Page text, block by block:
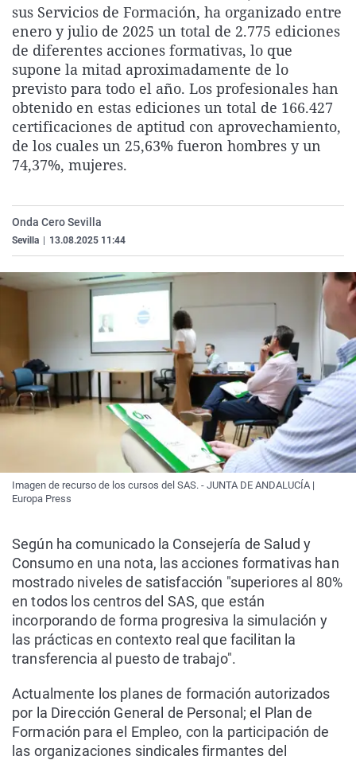
La rosa de los vientos
Gente viajera
Como el perro y el
Caso
Retornados
Equipo de
Operación Viuda
Extremadura
Galicia
La Rioja
Navarra
País Vasco
Virales
Televisión
Elecciones
sus Servicios de Formación, ha organizado entre
enero y julio de 2025 un total de 2.775 ediciones
de diferentes acciones formativas, lo que
supone la mitad aproximadamente de lo
previsto para todo el año. Los profesionales han
obtenido en estas ediciones un total de 166.427
certificaciones de aptitud con aprovechamiento,
de los cuales un 25,63% fueron hombres y un
74,37%, mujeres.
Onda Cero Sevilla
Sevilla 13.08.2025 11:44
Imagen de recurso de los cursos del SAS. - JUNTA DE ANDALUCÍA |
Europa Press
Según ha comunicado la Consejería de Salud y
Consumo en una nota, las acciones formativas han
mostrado niveles de satisfacción "superiores al 80%
en todos los centros del SAS, que están
incorporando de forma progresiva la simulación y
las prácticas en contexto real que facilitan la
transferencia al puesto de trabajo".
Actualmente los planes de formación autorizados
por la Dirección General de Personal; el Plan de
Formación para el Empleo, con la participación de
las organizaciones sindicales firmantes del